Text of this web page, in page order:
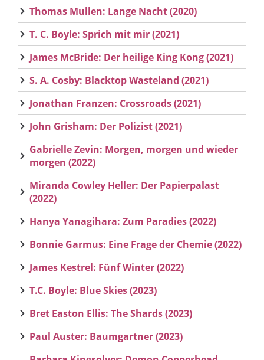
Thomas Mullen: Lange Nacht (2020)
T. C. Boyle: Sprich mit mir (2021)
James McBride: Der heilige King Kong (2021)
S. A. Cosby: Blacktop Wasteland (2021)
Jonathan Franzen: Crossroads (2021)
John Grisham: Der Polizist (2021)
Gabrielle Zevin: Morgen, morgen und wieder
morgen (2022)
Miranda Cowley Heller: Der Papierpalast
(2022)
Hanya Yanagihara: Zum Paradies (2022)
Bonnie Garmus: Eine Frage der Chemie (2022)
James Kestrel: Fünf Winter (2022)
T.C. Boyle: Blue Skies (2023)
Bret Easton Ellis: The Shards (2023)
Paul Auster: Baumgartner (2023)